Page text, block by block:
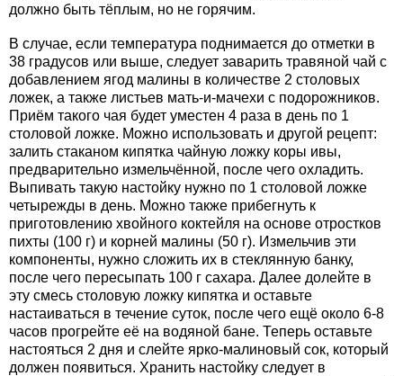
должно быть тёплым, но не горячим.
В случае, если температура поднимается до отметки в
38 градусов или выше, следует заварить травяной чай с
добавлением ягод малины в количестве 2 столовых
ложек, а также листьев мать-и-мачехи с подорожников.
Приём такого чая будет уместен 4 раза в день по 1
столовой ложке. Можно использовать и другой рецепт:
залить стаканом кипятка чайную ложку коры ивы,
предварительно измельчённой, после чего охладить.
Выпивать такую настойку нужно по 1 столовой ложке
четырежды в день. Можно также прибегнуть к
приготовлению хвойного коктейля на основе отростков
пихты (100 г) и корней малины (50 г). Измельчив эти
компоненты, нужно сложить их в стеклянную банку,
после чего пересыпать 100 г сахара. Далее долейте в
эту смесь столовую ложку кипятка и оставьте
настаиваться в течение суток, после чего ещё около 6-8
часов прогрейте её на водяной бане. Теперь оставьте
настояться 2 дня и слейте ярко-малиновый сок, который
должен появиться. Хранить настойку следует в